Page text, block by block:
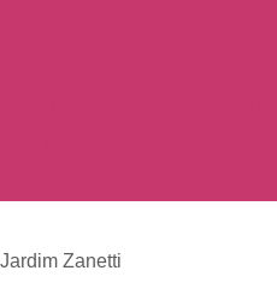
Emplacamento de Carro
Zanetti